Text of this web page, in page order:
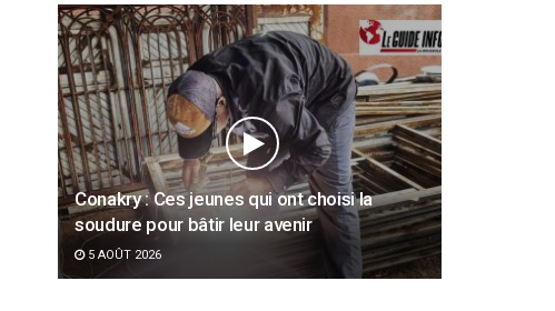
Conakry : Ces jeunes qui ont choisi la
soudure pour bâtir leur avenir
5 AOÛT 2026